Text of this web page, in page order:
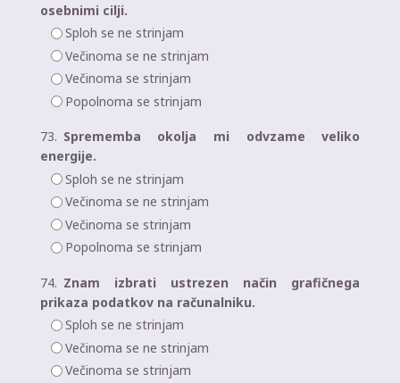
osebnimi cilji.
Sploh se ne strinjam
Večinoma se ne strinjam
Večinoma se strinjam
Popolnoma se strinjam
73. Sprememba okolja mi odvzame veliko
energije.
Sploh se ne strinjam
Večinoma se ne strinjam
Večinoma se strinjam
Popolnoma se strinjam
74. Znam izbrati ustrezen način grafičnega
prikaza podatkov na računalniku.
Sploh se ne strinjam
Večinoma se ne strinjam
Večinoma se strinjam